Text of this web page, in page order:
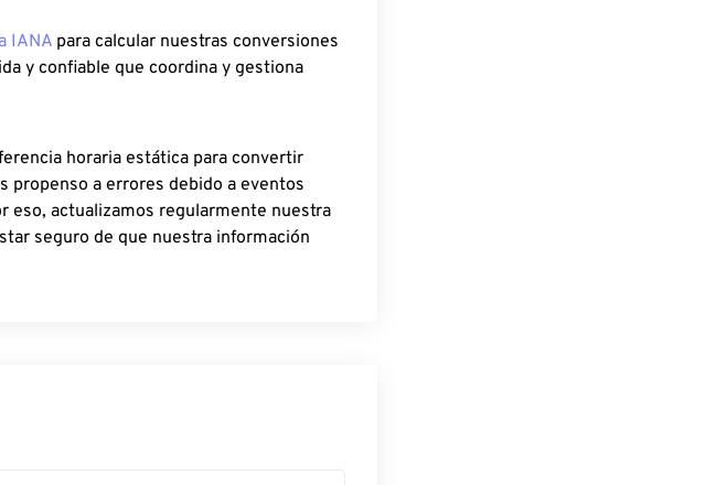
IANA para calcular nuestras conversiones
y confiable que coordina y gestiona
horaria estática para convertir
propenso a errores debido a eventos
eso, actualizamos regularmente nuestra
seguro de que nuestra información